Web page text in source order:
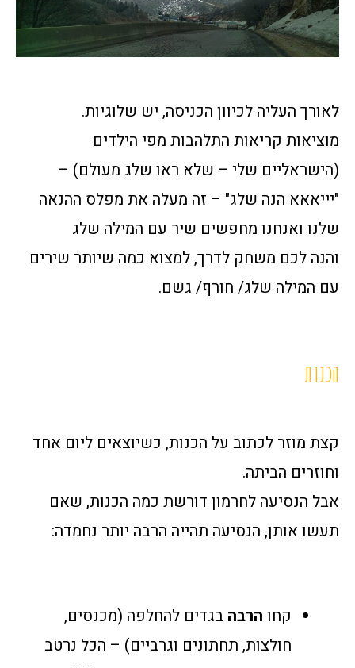
לאורך העליה לכיוון הכניסה, יש שלוגיות.
מוציאות קריאות התלהבות מפי הילדים
(הישראליים שלי – שלא ראו שלג מעולם) –
"יייאאא הנה שלג" – זה מעלה את מפלס ההנאה
שלנו ואנחנו מחפשים שיר עם המילה שלג
והנה לכם משחק לדרך, למצוא כמה שיותר שירים
עם המילה שלג/ חורף/ גשם.
הכנות
קצת מוזר לכתוב על הכנות, כשיוצאים ליום אחד
וחוזרים הביתה.
אבל הנסיעה לחרמון דורשת כמה הכנות, שאם
תעשו אותן, הנסיעה תהייה הרבה יותר נחמדה:
קחו הרבה בגדים להחלפה (מכנסים,
חולצות, תחתונים וגרביים) – הכל נרטב